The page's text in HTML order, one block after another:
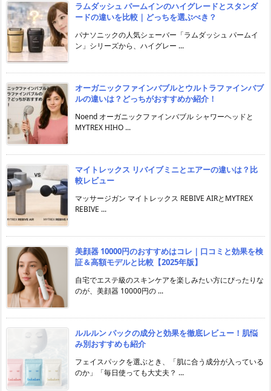
ラムダッシュ パームインのハイグレードとスタンダ
ードの違いを比較｜どっちを選ぶべき？
パナソニックの人気シェーバー「ラムダッシュ パームイ
ン」シリーズから、ハイグレー ...
オーガニックファインバブルとウルトラファインバブ
ルの違いは？どっちがおすすめか紹介！
Noend オーガニックファインバブル シャワーヘッドと
MYTREX HIHO ...
マイトレックス リバイブミニとエアーの違いは？比
較レビュー
マッサージガン マイトレックス REBIVE AIRとMYTREX
REBIVE ...
美顔器 10000円のおすすめはコレ｜口コミと効果を検
証＆高額モデルと比較【2025年版】
自宅でエステ級のスキンケアを楽しみたい方にぴったりな
のが、美顔器 10000円の ...
ルルルン パックの成分と効果を徹底レビュー！肌悩
み別おすすめも紹介
フェイスパックを選ぶとき、「肌に合う成分が入っている
のか」「毎日使っても大丈夫？ ...